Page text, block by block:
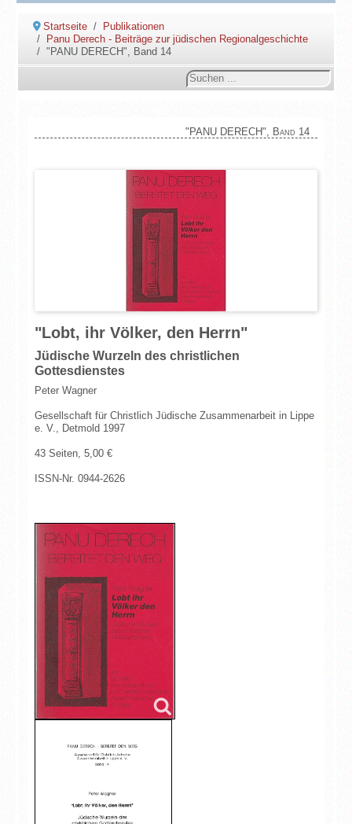
Startseite
Publikationen
Panu Derech - Beiträge zur jüdischen Regionalgeschichte
"PANU DERECH", Band 14
Suchen
...
"PANU DERECH", Band 14
"Lobt, ihr Völker, den Herrn"
Jüdische Wurzeln des christlichen
Gottesdienstes
Peter Wagner
Gesellschaft für Christlich Jüdische Zusammenarbeit in Lippe
e. V., Detmold 1997
43 Seiten, 5,00 €
ISSN-Nr. 0944-2626